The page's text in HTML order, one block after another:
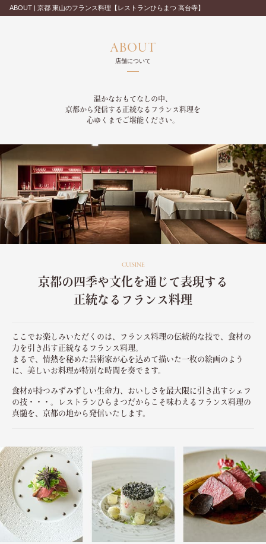
ABOUT | 京都 東山のフランス料理【レストランひらまつ 高台寺】
ABOUT
店舗について
温かなおもてなしの中、
京都から発信する正統なるフランス料理を
心ゆくまでご堪能ください。
CUISINE
京都の四季や文化を通じて表現する
正統なるフランス料理
ここでお楽しみいただくのは、フランス料理の伝統的な技で、食材の
力を引き出す正統なるフランス料理。
まるで、情熱を秘めた芸術家が心を込めて描いた一枚の絵画のよう
に、美しいお料理が特別な時間を奏でます。
食材が持つみずみずしい生命力、おいしさを最大限に引き出すシェフ
の技・・・。レストランひらまつだからこそ味わえるフランス料理の
真髄を、京都の地から発信いたします。